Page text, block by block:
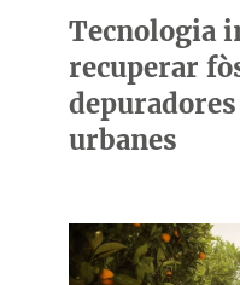
Tecnologia
recuperar
urbanes